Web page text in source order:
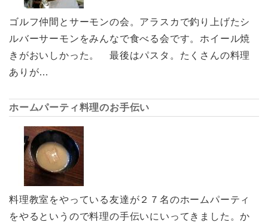
ゴルフ仲間とサーモンの会。アラスカで釣り上げたシ
ルバーサーモンをみんなで食べる会です。ホイール焼
きがおいしかった。 最後はパスタ。たくさんの料理
ありが…
ホームパーティ料理のお手伝い
料理教室をやっている友達が２７名のホームパーティ
をやるというので料理の手伝いにいってきました。か